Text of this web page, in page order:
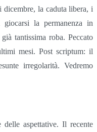
la caduta libera, i
la permanenza in
tantissima roba. Peccato
mesi. Post scriptum: il
irregolarità. Vedremo
delle aspettative. Il recente